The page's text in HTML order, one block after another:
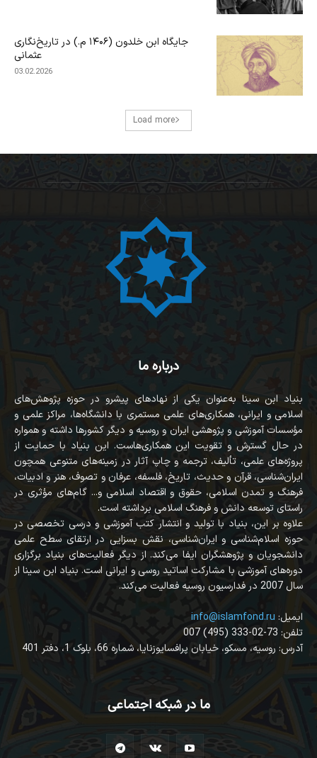
جایگاه ابن‌ خلدون (۱۴۰۶ م.) در تاریخ‌نگاری
عثمانی
03.02.2026
Load more
درباره ما
بنیاد ابن سینا به‌عنوان یکی از نهادهای پیشرو در حوزه پژوهش‌های
اسلامی و ایرانی، همکاری‌های علمی مستمری با دانشگاه‌ها، مراکز علمی و
مؤسسات آموزشی و پژوهشی ایران و روسیه و دیگر کشورها داشته و همواره
در حال گسترش و تقویت این همکاری‌هاست. این بنیاد با حمایت از
پروژه‌های علمی، تألیف، ترجمه و چاپ آثار در زمینه‌های متنوعی همچون
ایران‌شناسی، قرآن‌ و حدیث، تاریخ، فلسفه، عرفان و تصوف، هنر و ادبیات،
فرهنگ و تمدن اسلامی، حقوق و اقتصاد اسلامی و... گام‌های مؤثری در
راستای توسعه دانش و فرهنگ اسلامی برداشته است.
علاوه بر این، بنیاد با تولید و انتشار کتب آموزشی و درسی تخصصی در
حوزه اسلام‌شناسی و ایران‌شناسی، نقش بسزایی در ارتقای سطح علمی
دانشجویان و پژوهشگران ایفا می‌کند. از دیگر فعالیت‌های بنیاد برگزاری
دوره‌های آموزشی با مشارکت اساتید روسی و ایرانی است. بنیاد ابن سینا از
سال 2007 در فدارسیون روسیه فعالیت می‌کند.
info@islamfond.ru :ایمیل
007 (495) 333-02-73 :تلفن
آدرس: روسیه، مسکو، خیابان پرافسایوزنایا، شماره 66، بلوک 1، دفتر 401
ما در شبکه اجتماعی